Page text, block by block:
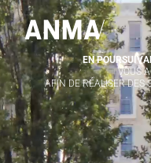
EN
VOUS
AFIN DE RÉALISER DES